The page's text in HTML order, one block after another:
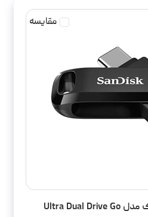
مقایسه
فلش مموری سن دیسک مدل Ultra Dual Drive Go